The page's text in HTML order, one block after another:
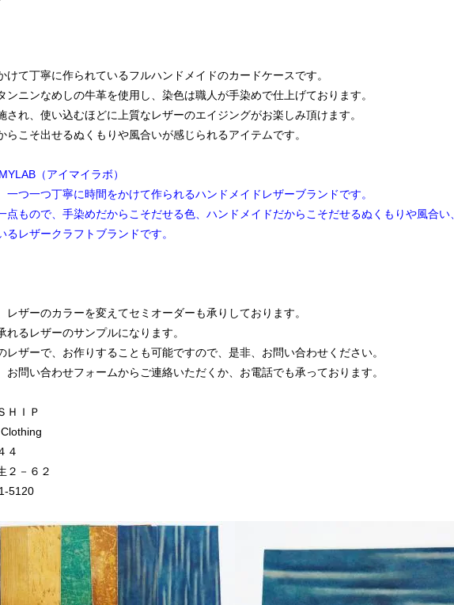
けて丁寧に作られているフルハンドメイドのカードケースです。
ンニンなめしの牛革を使用し、染色は職人が手染めで仕上げております。
され、使い込むほどに上質なレザーのエイジングがお楽しみ頂けます。
らこそ出せるぬくもりや風合いが感じられるアイテムです。
（アイマイラボ）
一つ一つ丁寧に時間をかけて作られるハンドメイドレザーブランドです。
点もので、手染めだからこそだせる色、ハンドメイドだからこそだせるぬくもりや風合
るレザークラフトブランドです。
レザーのカラーを変えてセミオーダーも承りしております。
れるレザーのサンプルになります。
レザーで、お作りすることも可能ですので、是非、お問い合わせください。
お問い合わせフォームからご連絡いただくか、お電話でも承っております。
ＨＩＰ
４
２－６２
5120